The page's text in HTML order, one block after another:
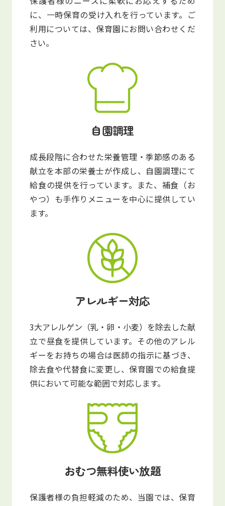
に、一時保育の受け入れを行っています。ご
利用については、保育園にお問い合わせくだ
さい。
自園調理
成長段階に合わせた栄養管理・季節感のある
献立を本部の栄養士が作成し、自園調理にて
給食の提供を行っています。また、補食（お
やつ）も手作りメニューを中心に提供してい
ます。
アレルギー対応
3大アレルゲン（乳・卵・小麦）を除去した献
立で昼食を提供しています。その他のアレル
ギーをお持ちの場合は医師の指示に基づき、
除去食や代替食に変更し、保育園での給食提
供において可能な範囲で対応します。
おむつ無料使い放題
保護者様の負担軽減のため、当園では、保育